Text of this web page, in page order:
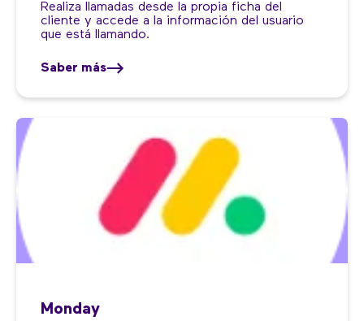
Realiza llamadas desde la propia ficha del
cliente y accede a la información del usuario
que está llamando.
Saber más
Monday